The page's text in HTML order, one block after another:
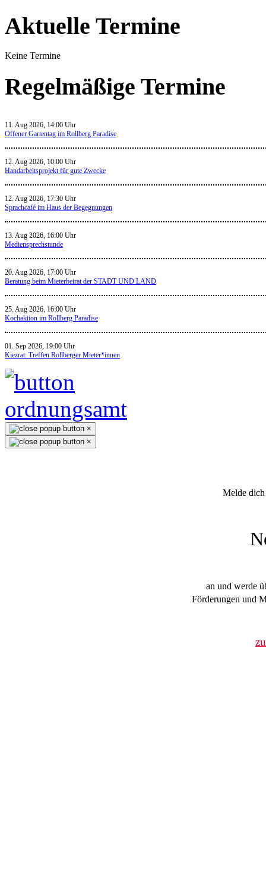
Aktuelle Termine
Keine Termine
Regelmäßige Termine
11. Aug 2026, 14:00 Uhr
Offener Gartentag im Rollberg Paradise
12. Aug 2026, 10:00 Uhr
Handarbeitsprojekt für gute Zwecke
12. Aug 2026, 17:30 Uhr
Sprachcafé im Haus der Begegnungen
13. Aug 2026, 16:00 Uhr
Mediensprechstunde
20. Aug 2026, 17:00 Uhr
Beratung beim Mieterbeirat der STADT UND LAND
25. Aug 2026, 16:00 Uhr
Kochaktion im Rollberg Paradise
01. Sep 2026, 19:00 Uhr
Kiezrat: Treffen Rollberger Mieter*innen
×
×
Melde
an und werde
Förderungen und